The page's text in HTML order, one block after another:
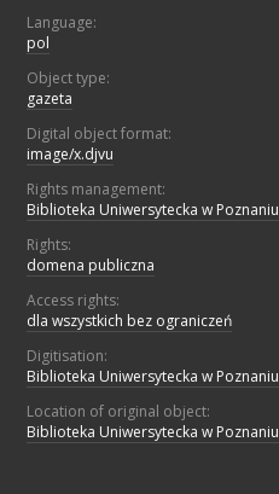
Language:
pol
Object type:
gazeta
Digital object format:
image/x.djvu
Rights management:
Biblioteka Uniwersytecka w Poznaniu
Rights:
domena publiczna
Access rights:
dla wszystkich bez ograniczeń
Digitisation:
Biblioteka Uniwersytecka w Poznaniu
Location of original object:
Biblioteka Uniwersytecka w Poznaniu